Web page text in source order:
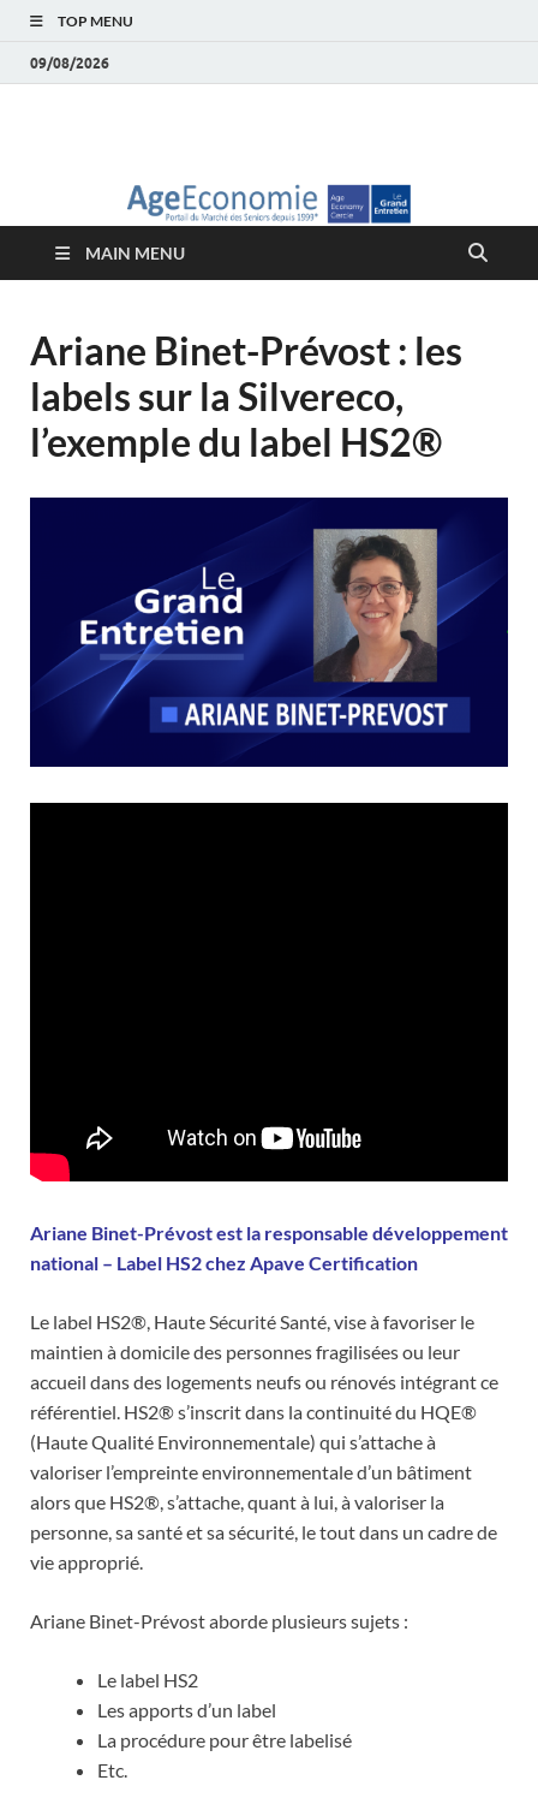
TOP MENU
09/08/2026
économie – Marché
des Seniors
MAIN MENU
Ariane Binet-Prévost : les
labels sur la Silvereco,
l’exemple du label HS2®
Ariane Binet-Prévost est la responsable développement
national – Label HS2 chez Apave Certification
Le label HS2®, Haute Sécurité Santé, vise à favoriser le
maintien à domicile des personnes fragilisées ou leur
accueil dans des logements neufs ou rénovés intégrant ce
référentiel. HS2® s’inscrit dans la continuité du HQE®
(Haute Qualité Environnementale) qui s’attache à
valoriser l’empreinte environnementale d’un bâtiment
alors que HS2®, s’attache, quant à lui, à valoriser la
personne, sa santé et sa sécurité, le tout dans un cadre de
vie approprié.
Ariane Binet-Prévost aborde plusieurs sujets :
Le label HS2
Les apports d’un label
La procédure pour être labelisé
Etc.